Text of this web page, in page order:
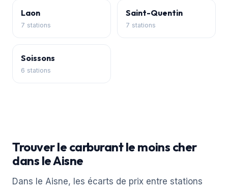
Laon
7 stations
Saint-Quentin
7 stations
Soissons
6 stations
Trouver le carburant le moins cher
dans le Aisne
Dans le Aisne, les écarts de prix entre stations